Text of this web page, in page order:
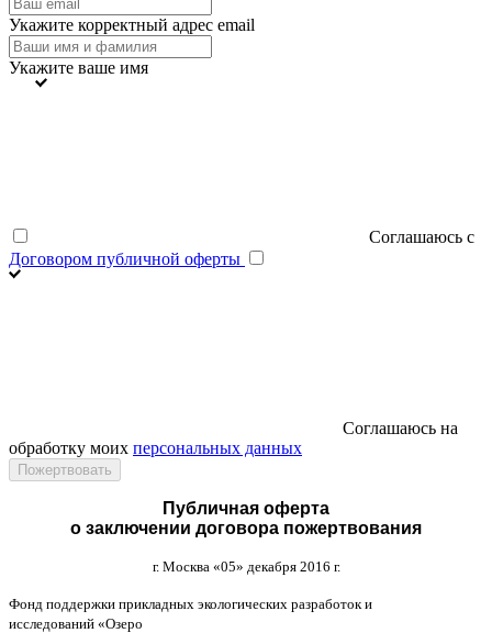
Укажите корректный адрес email
Укажите ваше имя
Соглашаюсь с
Договором публичной оферты
Соглашаюсь на
обработку моих персональных данных
Публичная оферта
о заключении договора пожертвования
г. Москва «05» декабря 2016 г.
Фонд поддержки прикладных экологических разработок и
исследований «Озеро